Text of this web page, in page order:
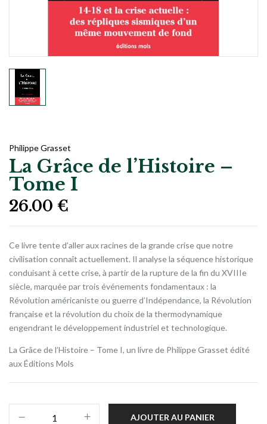
Philippe Grasset
La Grâce de l’Histoire –
Tome I
26.00 €
Ce livre tente d’aller aux racines de la grande crise que notre
civilisation connaît actuellement. Il analyse la séquence historique
conduisant à cette crise, à partir de la rupture de la fin du XVIIIe
siècle, marquée par trois événements fondamentaux : la
Révolution américaniste ou guerre d’Indépendance, la Révolution
française et la révolution du choix de la thermodynamique
engendrant le développement industriel et technologique.
La Grâce de l’Histoire – Tome I, un livre de Philippe Grasset édité
aux Éditions Mols
AJOUTER AU PANIER